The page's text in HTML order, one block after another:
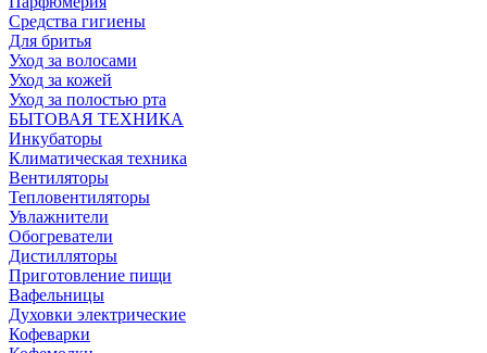
Средства гигиены
Для бритья
Уход за волосами
Уход за кожей
Уход за полостью рта
БЫТОВАЯ ТЕХНИКА
Инкубаторы
Климатическая техника
Вентиляторы
Тепловентиляторы
Увлажнители
Обогреватели
Дистилляторы
Приготовление пищи
Вафельницы
Духовки электрические
Кофеварки